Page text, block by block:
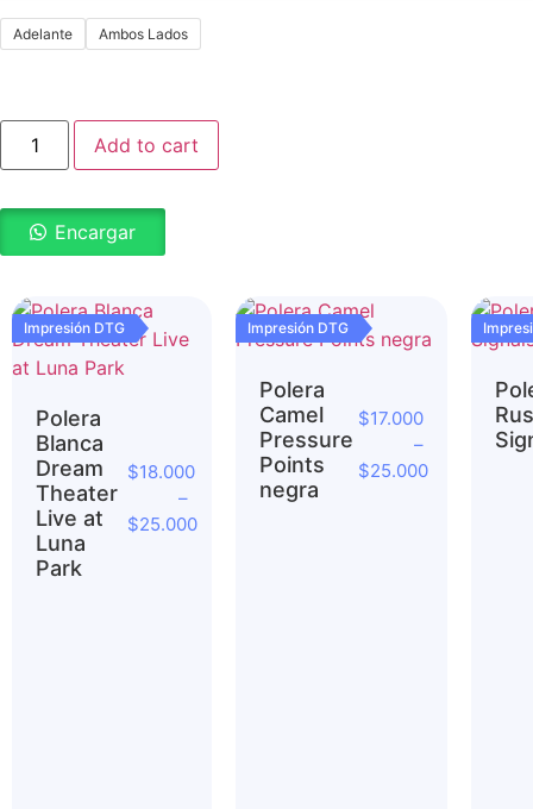
Adelante Ambos Lados
Add to cart
Encargar
Impresión DTG
Polera
Blanca
Dream
Theater
Live at
Luna
Park
$18.000
–
$25.000
Impresión DTG
Polera
Camel
Pressure
Points
negra
$17.000
–
$25.000